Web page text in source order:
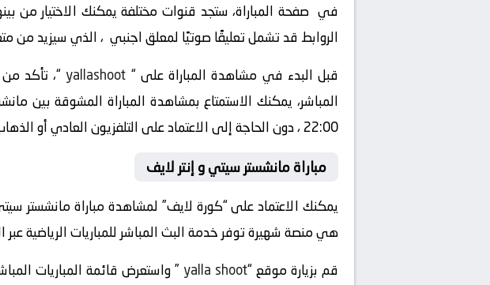
في صفحة المباراة، ستجد قنوات مختلفة يمكنك الاختيار من
الروابط قد تشمل تعليقًا صوتيًا لمعلق اجنبي ، الذي سيزيد من
قبل البدء في مشاهدة المباراة على “
“، تأكد
22:00 ، دون الحاجة إلى الاعتماد على التلفزيون العادي أو الذهاب إلى الملعب.
مباراة مانشستر سيتي و إنتر لايف
يمكنك الاعتماد على “كورة لايف” لمشاهدة مباراة مانشستر سيتي
هي منصة شهيرة توفر خدمة البث المباشر للمباريات الرياضية عبر
قم بزيارة موقع “yalla shoot